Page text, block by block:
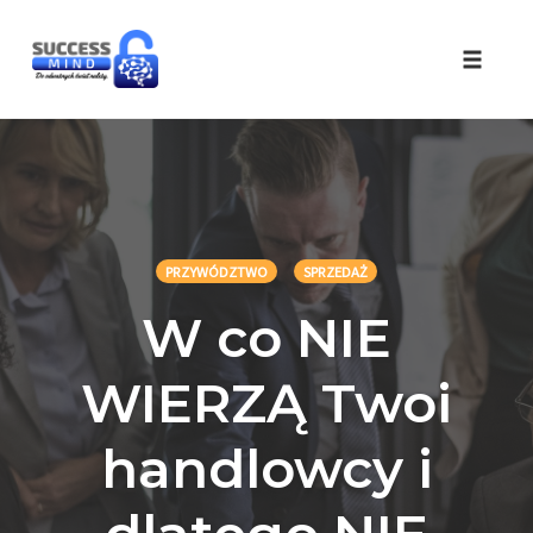
content
PRZYWÓDZTWO SPRZEDAŻ
W co NIE
WIERZĄ Twoi
handlowcy i